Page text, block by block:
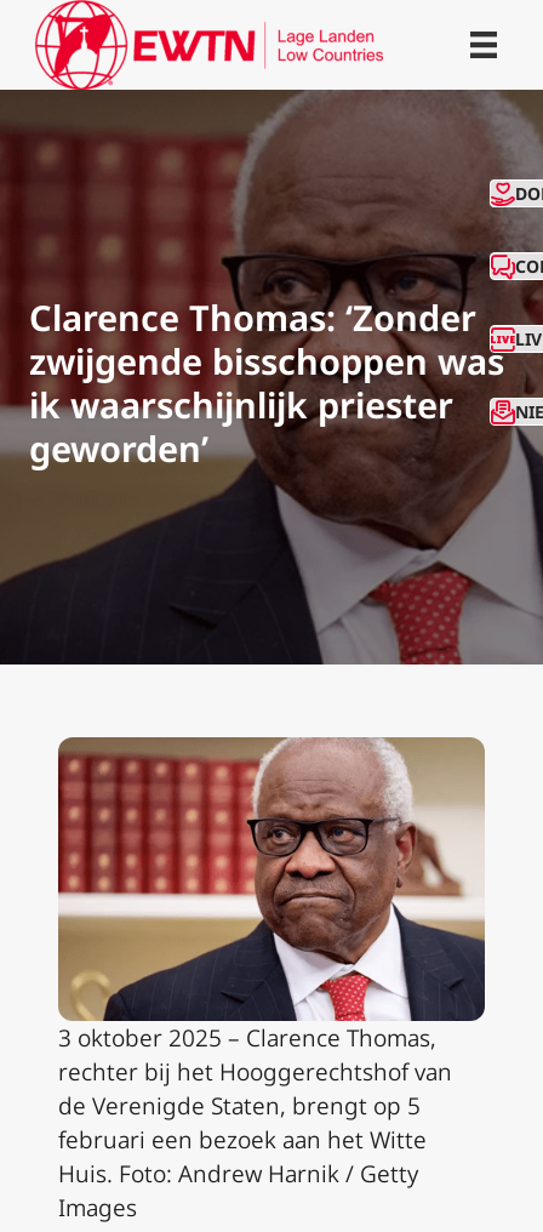
Clarence Thomas: ‘Zonder
zwijgende bisschoppen was
ik waarschijnlijk priester
geworden’
3 oktober 2025 – Clarence Thomas,
rechter bij het Hooggerechtshof van
de Verenigde Staten, brengt op 5
februari een bezoek aan het Witte
Huis. Foto: Andrew Harnik / Getty
Images